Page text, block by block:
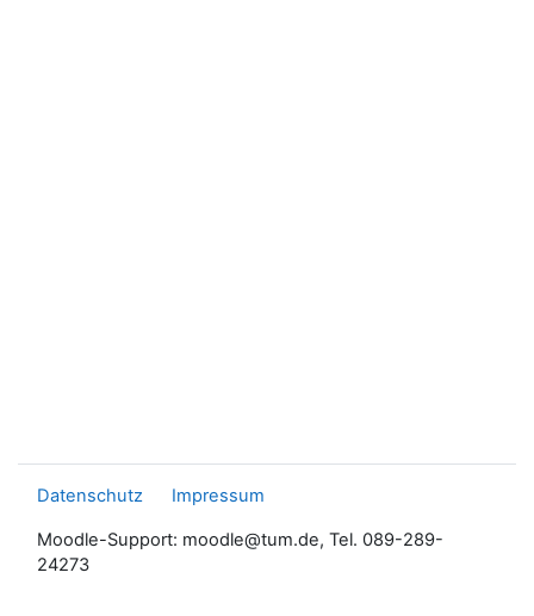
Datenschutz Impressum
Moodle-Support: moodle@tum.de, Tel. 089-289-
24273